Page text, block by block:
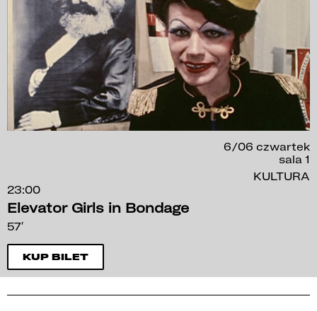
6/06 czwartek
sala 1
KULTURA
23:00
Elevator Girls in Bondage
57′
KUP BILET